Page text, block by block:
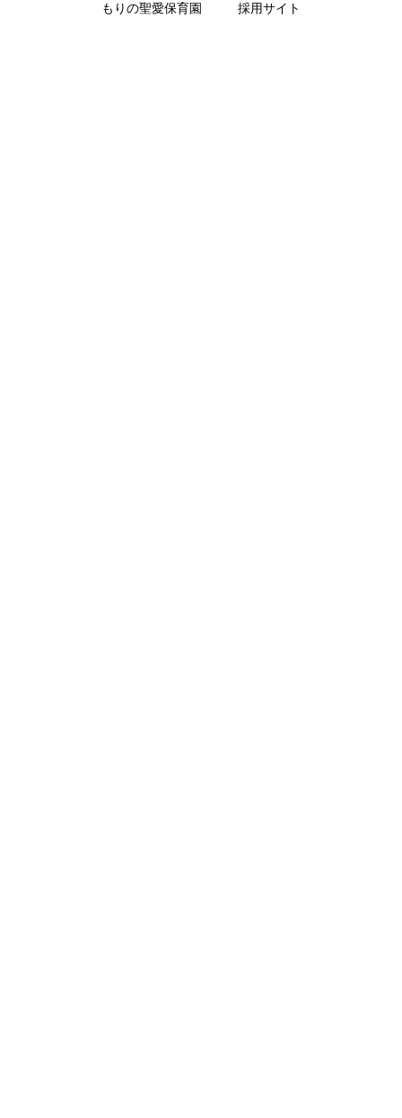
もりの聖愛保育園 採用サイト